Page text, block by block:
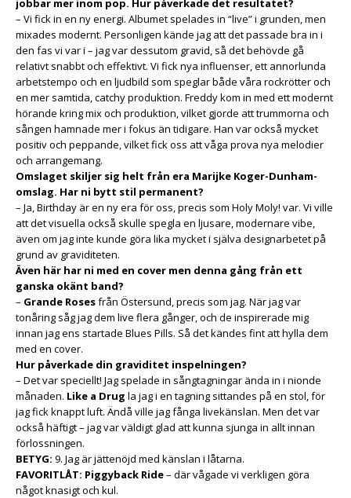
jobbar mer inom pop. Hur påverkade det resultatet?
– Vi fick in en ny energi. Albumet spelades in “live” i grunden, men
mixades modernt. Personligen kände jag att det passade bra in i
den fas vi var i – jag var dessutom gravid, så det behövde gå
relativt snabbt och effektivt. Vi fick nya influenser, ett annorlunda
arbetstempo och en ljudbild som speglar både våra rockrötter och
en mer samtida, catchy produktion. Freddy kom in med ett modernt
hörande kring mix och produktion, vilket gjorde att trummorna och
sången hamnade mer i fokus än tidigare. Han var också mycket
positiv och peppande, vilket fick oss att våga prova nya melodier
och arrangemang.
Omslaget skiljer sig helt från era Marijke Koger-Dunham-
omslag. Har ni bytt stil permanent?
– Ja, Birthday är en ny era för oss, precis som Holy Moly! var. Vi ville
att det visuella också skulle spegla en ljusare, modernare vibe,
även om jag inte kunde göra lika mycket i själva designarbetet på
grund av graviditeten.
Även här har ni med en cover men denna gång från ett
ganska okänt band?
– Grande Rosesfrån Östersund, precis som jag. När jag var
tonåring såg jag dem live flera gånger, och de inspirerade mig
innan jag ens startade Blues Pills. Så det kändes fint att hylla dem
med en cover.
Hur påverkade din graviditet inspelningen?
– Det var speciellt! Jag spelade in sångtagningar ända in i nionde
månaden. Like a Drug la jag i en tagning sittandes på en stol, för
jag fick knappt luft. Ändå ville jag fånga livekänslan. Men det var
också häftigt – jag var väldigt glad att kunna sjunga in allt innan
förlossningen.
BETYG: 9. Jag är jättenöjd med känslan i låtarna.
FAVORITLÅT: Piggyback Ride– där vågade vi verkligen göra
något knasigt och kul.